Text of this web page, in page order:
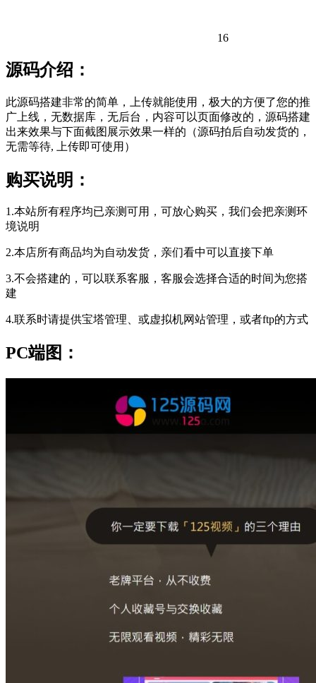
16
源码介绍：
此源码搭建非常的简单，上传就能使用，极大的方便了您的推
广上线，无数据库，无后台，内容可以页面修改的，源码搭建
出来效果与下面截图展示效果一样的（源码拍后自动发货的，
无需等待, 上传即可使用）
购买说明：
1.本站所有程序均已亲测可用，可放心购买，我们会把亲测环
境说明
2.本店所有商品均为自动发货，亲们看中可以直接下单
3.不会搭建的，可以联系客服，客服会选择合适的时间为您搭
建
4.联系时请提供宝塔管理、或虚拟机网站管理，或者ftp的方式
PC端图：